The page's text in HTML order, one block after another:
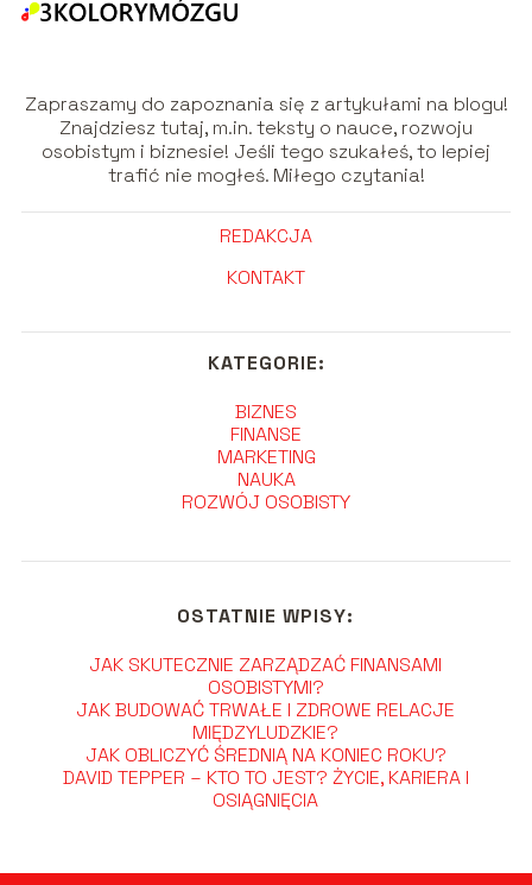
Zapraszamy do zapoznania się z artykułami na blogu!
Znajdziesz tutaj, m.in. teksty o nauce, rozwoju
osobistym i biznesie! Jeśli tego szukałeś, to lepiej
trafić nie mogłeś. Miłego czytania!
REDAKCJA
KONTAKT
KATEGORIE:
BIZNES
FINANSE
MARKETING
NAUKA
ROZWÓJ OSOBISTY
OSTATNIE WPISY:
JAK SKUTECZNIE ZARZĄDZAĆ FINANSAMI
OSOBISTYMI?
JAK BUDOWAĆ TRWAŁE I ZDROWE RELACJE
MIĘDZYLUDZKIE?
JAK OBLICZYĆ ŚREDNIĄ NA KONIEC ROKU?
DAVID TEPPER – KTO TO JEST? ŻYCIE, KARIERA I
OSIĄGNIĘCIA